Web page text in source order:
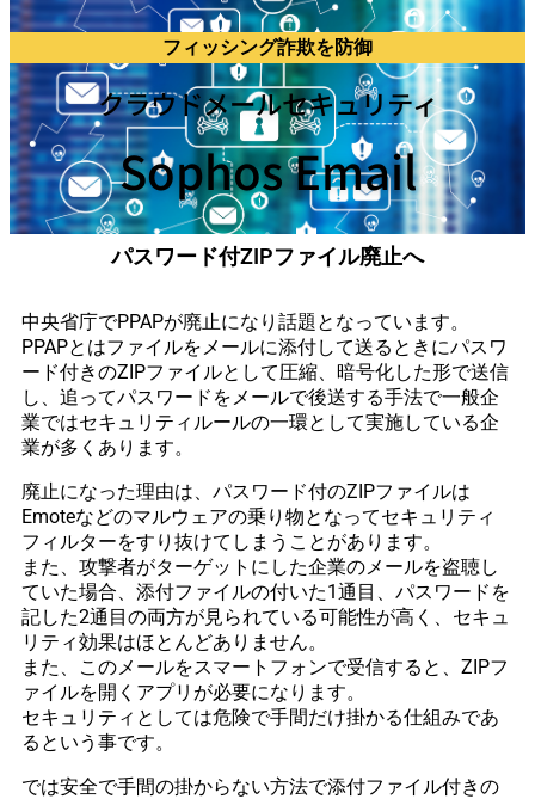
フィッシング詐欺を防御
クラウドメールセキュリティ
Sophos Email
パスワード付ZIPファイル廃止へ
中央省庁でPPAPが廃止になり話題となっています。
PPAPとはファイルをメールに添付して送るときにパスワ
ード付きのZIPファイルとして圧縮、暗号化した形で送信
し、追ってパスワードをメールで後送する手法で一般企
業ではセキュリティルールの一環として実施している企
業が多くあります。
廃止になった理由は、パスワード付のZIPファイルは
Emoteなどのマルウェアの乗り物となってセキュリティ
フィルターをすり抜けてしまうことがあります。
また、攻撃者がターゲットにした企業のメールを盗聴し
ていた場合、添付ファイルの付いた1通目、パスワードを
記した2通目の両方が見られている可能性が高く、セキュ
リティ効果はほとんどありません。
また、このメールをスマートフォンで受信すると、ZIPフ
ァイルを開くアプリが必要になります。
セキュリティとしては危険で手間だけ掛かる仕組みであ
るという事です。
では安全で手間の掛からない方法で添付ファイル付きの